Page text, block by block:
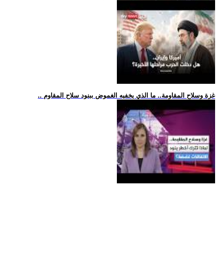
.. غزة وسلاح المقاومة.. ما الذي يخفيه الغموض ببنود سلاح المقاوم